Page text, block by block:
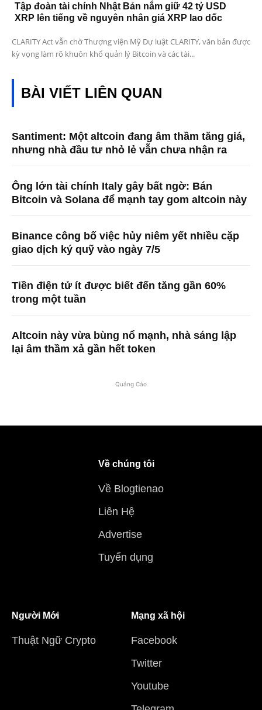
Tập đoàn tài chính Nhật Bản nắm giữ 42 tỷ USD
XRP lên tiếng về nguyên nhân giá XRP lao dốc
CLARITY Act vẫn chờ Thượng viện Mỹ Dự luật CLARITY, văn bản được
kỳ vọng làm rõ khuôn khổ quản lý Bitcoin và các tài...
BÀI VIẾT LIÊN QUAN
Santiment: Một altcoin đang âm thầm tăng giá,
nhưng nhà đầu tư nhỏ lẻ vẫn chưa nhận ra
Ông lớn tài chính Italy gây bất ngờ: Bán
Bitcoin và Solana để mạnh tay gom altcoin này
Binance công bố việc hủy niêm yết nhiều cặp
giao dịch ký quỹ vào ngày 7/5
Tiền điện tử ít được biết đến tăng gần 60%
trong một tuần
Altcoin này vừa bùng nổ mạnh, nhà sáng lập
lại âm thầm xả gần hết token
Quảng Cáo
Về chúng tôi
Về Blogtienao
Liên Hệ
Advertise
Tuyển dụng
Người Mới
Thuật Ngữ Crypto
Mạng xã hội
Facebook
Twitter
Youtube